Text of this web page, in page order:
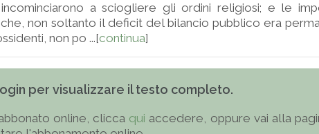
a sciogliere gli ordini religiosi; e le
non soltanto il deficit del bilancio pubblico era
non po ...[continua]
per visualizzare il testo completo.
online, clicca qui accedere, oppure vai alla